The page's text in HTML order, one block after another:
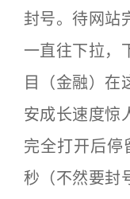
封号。待网站
一直往下拉，
目（金融）在
安成长速度惊
完全打开后
秒（不然要封